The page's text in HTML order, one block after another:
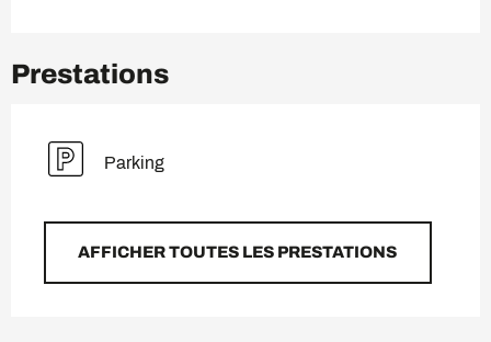
Prestations
Parking
AFFICHER TOUTES LES PRESTATIONS